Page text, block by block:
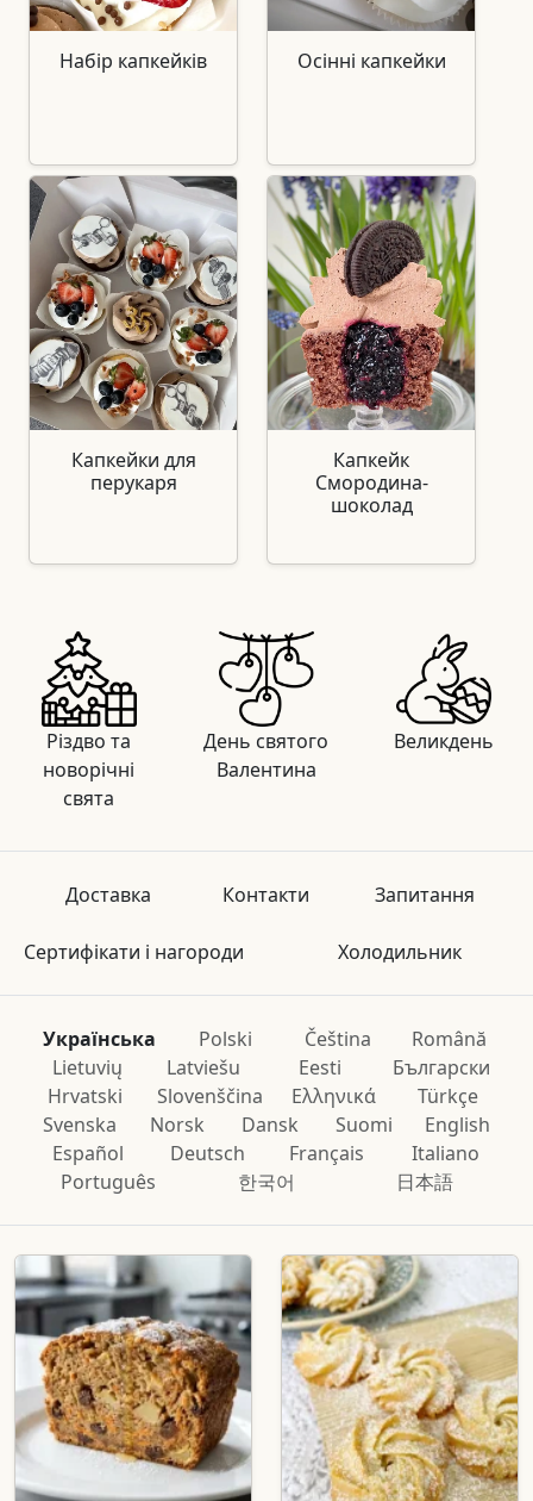
Набір капкейків Осінні капкейки
Капкейки для
перукаря
Капкейк
Смородина-
шоколад
Різдво та
новорічні
свята
День святого
Валентина
Великдень
Доставка Контакти Запитання
Сертифікати і нагороди Холодильник
Українська Polski Čeština
Română
Lietuvių
Latviešu Eesti
Български
Hrvatski
Slovenščina Ελληνικά
Türkçe
Svenska
Norsk Dansk Suomi
English
Español
Deutsch Français
Italiano
Português
한국어 日本語